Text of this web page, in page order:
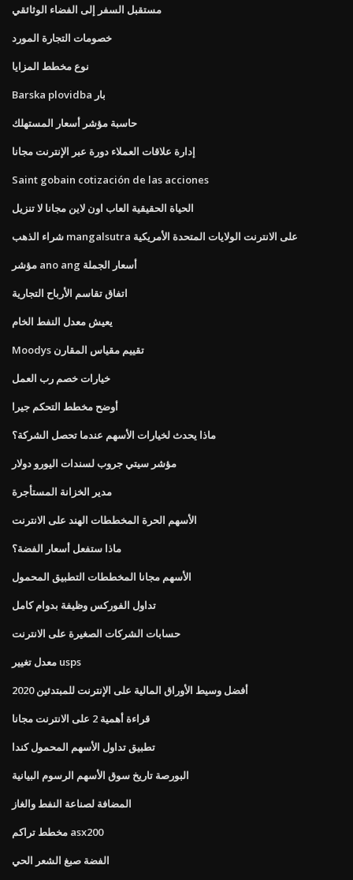
مستقبل السفر إلى الفضاء الوثائقي
خصومات التجارة المورد
نوع مخطط المزايا
Barska plovidba بار
حاسبة مؤشر أسعار المستهلك
إدارة علاقات العملاء دورة عبر الإنترنت مجانا
Saint gobain cotización de las acciones
الحياة الحقيقية العاب اون لاين مجانا لا تنزيل
شراء الذهب mangalsutra على الانترنت الولايات المتحدة الأمريكية
مؤشر ano ang أسعار الجملة
اتفاق تقاسم الأرباح التجارية
يعيش معدل النفط الخام
Moodys تقييم مقياس المقارن
خيارات خصم رب العمل
أوضح مخطط التحكم جيرا
ماذا يحدث لخيارات الأسهم عندما تحصل الشركة؟
مؤشر سيتي جروب لسندات اليورو دولار
مدير الخزانة المستأجرة
الأسهم الحرة المخططات الهند على الانترنت
ماذا ستفعل أسعار الفضة؟
الأسهم مجانا المخططات التطبيق المحمول
تداول الفوركس وظيفة بدوام كامل
حسابات الشركات الصغيرة على الانترنت
معدل تغيير usps
أفضل وسيط الأوراق المالية على الإنترنت للمبتدئين 2020
قراءة أهمية 2 على الانترنت مجانا
تطبيق تداول الأسهم المحمول كندا
البورصة تاريخ سوق الأسهم الرسوم البيانية
المضافة لصناعة النفط والغاز
مخطط تراكم asx200
الفضة صبغ الشعر الحي